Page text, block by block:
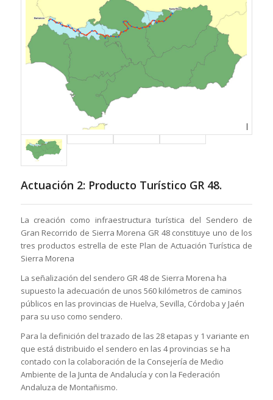
Actuación 2: Producto Turístico GR 48.
La creación como infraestructura turística del Sendero de
Gran Recorrido de Sierra Morena GR 48 constituye uno de los
tres productos estrella de este Plan de Actuación Turística de
Sierra Morena
La señalización del sendero GR 48 de Sierra Morena ha
supuesto la adecuación de unos 560 kilómetros de caminos
públicos en las provincias de Huelva, Sevilla, Córdoba y Jaén
para su uso como sendero.
Para la definición del trazado de las 28 etapas y 1 variante en
que está distribuido el sendero en las 4 provincias se ha
contado con la colaboración de la Consejería de Medio
Ambiente de la Junta de Andalucía y con la Federación
Andaluza de Montañismo.